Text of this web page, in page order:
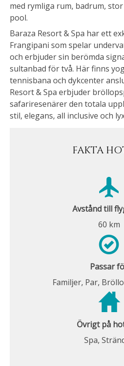
med rymliga rum, badrum,
pool.
Baraza Resort & Spa har ett
Frangipani som spelar
och erbjuder sin berömda
sultanbad för två. Här finns
tennisbana och dykcenter
Resort & Spa erbjuder
safariresenärer den totala
stil, elegans, all inclusive och
FAKTA
Avstånd till
60 km
Passar
Familjer, Par,
Övrigt på
Spa,